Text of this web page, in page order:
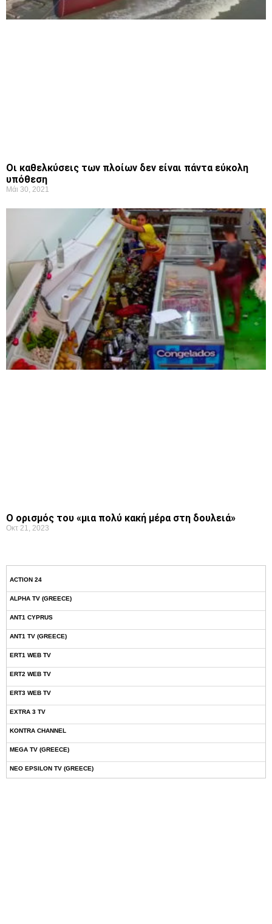
Οι καθελκύσεις των πλοίων δεν είναι πάντα εύκολη
υπόθεση
Μάι 30, 2021
Ο ορισμός του «μια πολύ κακή μέρα στη δουλειά»
Οκτ 21, 2023
ACTION 24
ALPHA TV (GREECE)
ANT1 CYPRUS
ANT1 TV (GREECE)
ERT1 WEB TV
ERT2 WEB TV
ERT3 WEB TV
EXTRA 3 TV
KONTRA CHANNEL
MEGA TV (GREECE)
NEO EPSILON TV (GREECE)